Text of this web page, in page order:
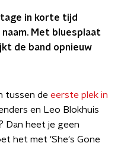
in korte tijd
naam. Met bluesplaat
de band opnieuw
tussen de eerste plek in
en Leo Blokhuis
Dan heet je geen
het met 'She's Gone